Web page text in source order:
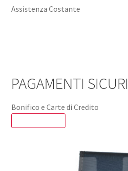
Assistenza Costante
PAGAMENTI SICURI
Bonifico e Carte di Credito